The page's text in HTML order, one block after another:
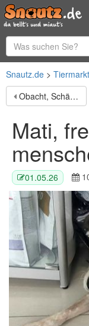
Snautz.de Tiermarkt
Obacht, Schäferhund-Fans! Hier kommt Mr. Nice Guy!
Mati,
01.05.26